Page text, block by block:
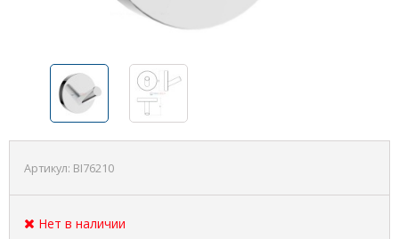
Артикул: BI76210
Нет в наличии